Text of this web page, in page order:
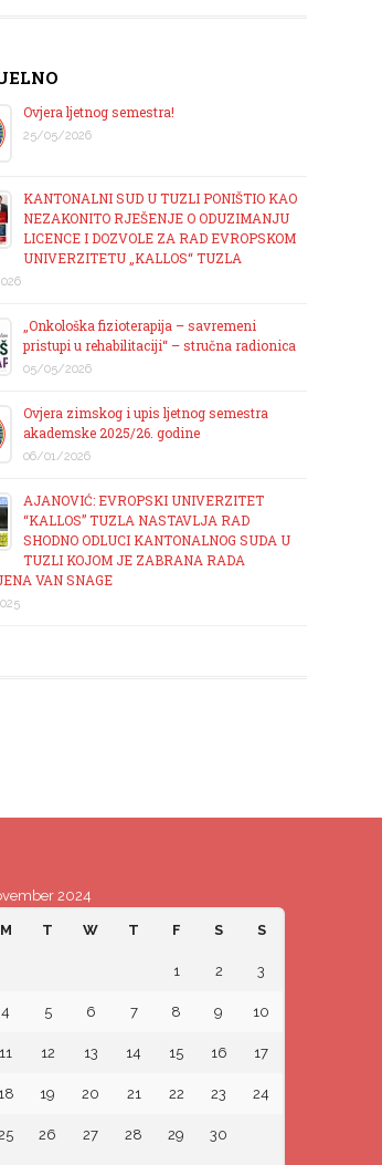
Ovjera ljetnog semestra!
25/05/2026
KANTONALNI SUD U TUZLI PONIŠTIO KAO
NEZAKONITO RJEŠENJE O ODUZIMANJU
LICENCE I DOZVOLE ZA RAD EVROPSKOM
UNIVERZITETU „KALLOS“ TUZLA
„Onkološka fizioterapija – savremeni
pristupi u rehabilitaciji“ – stručna radionica
05/05/2026
Ovjera zimskog i upis ljetnog semestra
akademske 2025/26. godine
06/01/2026
AJANOVIĆ: EVROPSKI UNIVERZITET
“KALLOS” TUZLA NASTAVLJA RAD
SHODNO ODLUCI KANTONALNOG SUDA U
TUZLI KOJOM JE ZABRANA RADA
VAN SNAGE
2024
M T W T F S S
1 2 3
4 5 6 7 8 9 10
11 12 13 14 15 16 17
18 19 20 21 22 23 24
26 27 28 29 30